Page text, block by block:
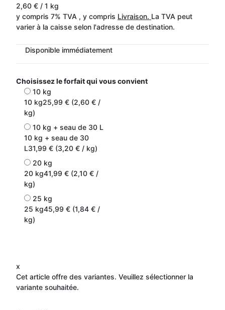
2,60 € / 1 kg
y compris 7% TVA , y compris Livraison. La TVA peut
varier à la caisse selon l'adresse de destination.
Disponible immédiatement
Choisissez le forfait qui vous convient
10 kg
10 kg25,99 € (2,60 € /
kg)
10 kg + seau de 30 L
10 kg + seau de 30
L31,99 € (3,20 € / kg)
20 kg
20 kg41,99 € (2,10 € /
kg)
25 kg
25 kg45,99 € (1,84 € /
kg)
x
Cet article offre des variantes. Veuillez sélectionner la
variante souhaitée.